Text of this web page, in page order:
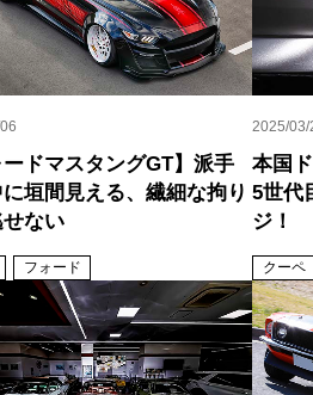
ードマスタングGT】派手
垣間見える、繊細な拘り
せない
フォード
2025/03/
本国
5世代
ジ！
クーペ